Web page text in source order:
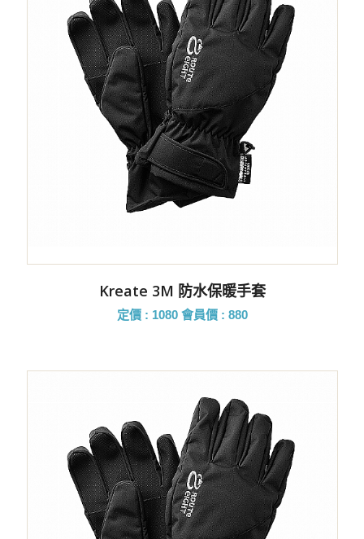
Kreate 3M 防水保暖手套
定價 : 1080 會員價 : 880